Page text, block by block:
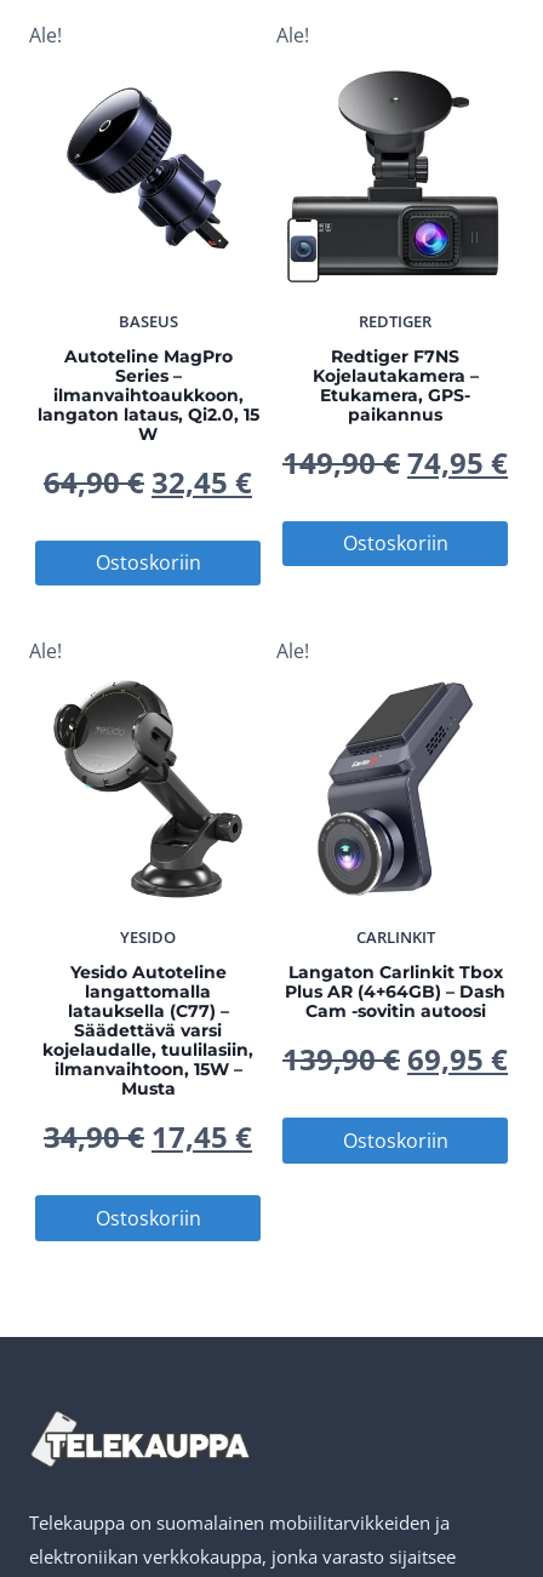
Ale!
BASEUS
Autoteline MagPro
Series –
ilmanvaihtoaukkoon,
langaton lataus, Qi2.0, 15
W
64,90€ Alkuperäinen
hinta
oli:
32,45 €Nykyinen
hinta
on:
32,45 €.
Ostoskoriin
Ale!
REDTIGER
Redtiger F7NS
Kojelautakamera –
Etukamera, GPS-
paikannus
149,90€
hinta
oli:
74,95 €
Ostoskoriin
Ale!
YESIDO
Yesido Autoteline
langattomalla
latauksella (C77) –
Säädettävä varsi
kojelaudalle, tuulilasiin,
ilmanvaihtoon, 15W –
Musta
34,90€ Alkuperäinen
hinta
oli:
17,45 €Nykyinen
hinta
on:
Ostoskoriin
Ale!
CARLINKIT
Langaton Carlinkit Tbox
Plus AR (4+64GB) – Dash
Cam -sovitin autoosi
139,90€
hinta
oli:
69,95 €
Ostoskoriin
Telekauppa on suomalainen mobiilitarvikkeiden ja
elektroniikan verkkokauppa, jonka varasto sijaitsee